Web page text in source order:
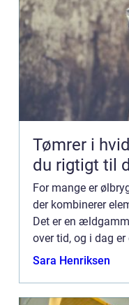
Tømrer i hvidovre
du rigtigt til
For mange er
der kombinerer
Det er en
over tid, og i dag
entusiaster over
Sara Henriksen